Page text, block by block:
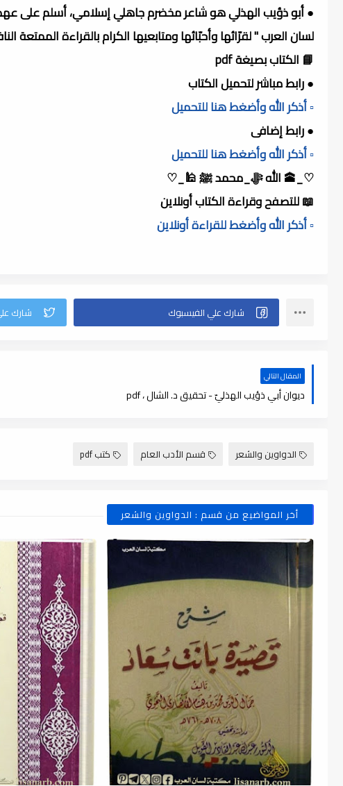
●أبو ذؤيب الهذلي هو شاعر مخضرم جاهلي إسلامي، أسلم على عهد
لسان العرب " لقرّائها وأحبّائها ومتابعيها الكرام بالقراءة الممتعة
📘 الكتاب بصيغة pdf
● رابط مباشر لتحميل الكتاب
▫️ أذكر الله وأضغط هنا للتحميل
● رابط إضافى
▫️ أذكر الله وأضغط هنا للتحميل
♡_🕋 الله ﷻ_محمد ﷺ 🕌_♡
📖 للتصفح وقراءة الكتاب أونلاين
▫️ أذكر الله وأضغط للقراءة أونلاين
المقال التالي
ديوان أبي ذؤيب الهذليّ - تحقيق د. الشال ، pdf
الدواوين والشعر قسم الأدب العام كتب pdf
أخر المواضيع من قسم : الدواوين والشعر